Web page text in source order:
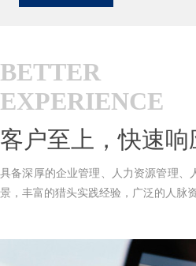
BETTER
EXPERIENCE
客户至上，快速响
具备深厚的企业管理、人力资源管理、
景，丰富的猎头实践经验，广泛的人脉资